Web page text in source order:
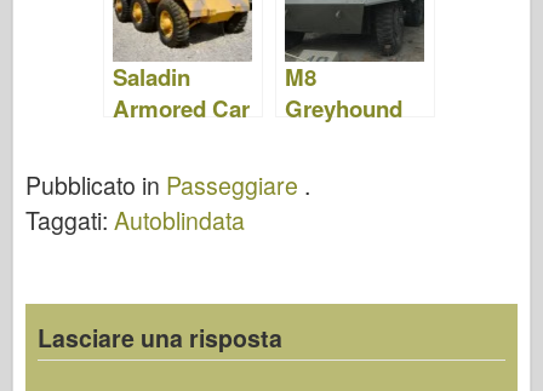
Saladin
Armored Car
Video
M8
Greyhound
- Cammina
Pubblicato in Passeggiare .
Taggati: Autoblindata
Lasciare una risposta